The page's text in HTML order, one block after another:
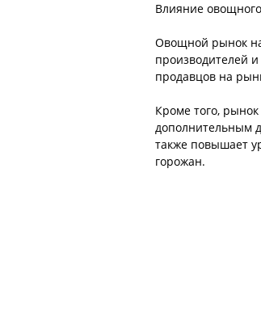
Влияние
Овощной рынок
производителей
продавцов на
Кроме того,
дополнительным
также повышает
горожан.